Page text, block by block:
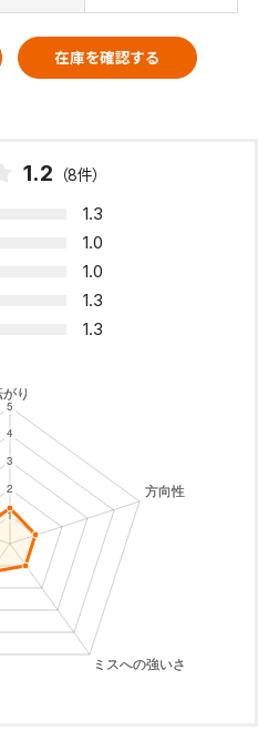
在庫を確認する
1.2 （8件）
1.3
1.0
1.0
1.3
1.3